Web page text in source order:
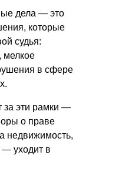
дела — это
которые
судья:
в сфере
за эти рамки —
о праве
недвижимость,
— уходит в